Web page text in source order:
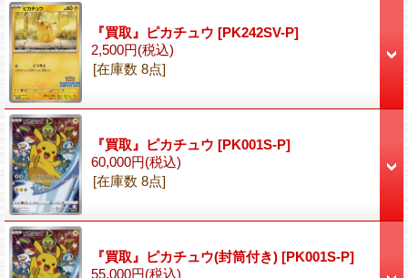
『買取』ピカチュウ [PK242SV-P]
2,500円(税込)
[在庫数 8点]
『買取』ピカチュウ [PK001S-P]
60,000円(税込)
[在庫数 8点]
『買取』ピカチュウ(封筒付き) [PK001S-P]
55,000円(税込)